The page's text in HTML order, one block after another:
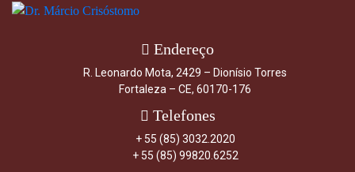
Endereço
R. Leonardo Mota, 2429 – Dionísio Torres
Fortaleza – CE, 60170-176
Telefones
+ 55 (85) 3032.2020
+ 55 (85) 99820.6252